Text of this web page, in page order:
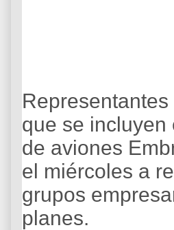
que se incluyen
de aviones
el miércoles a
grupos
planes.